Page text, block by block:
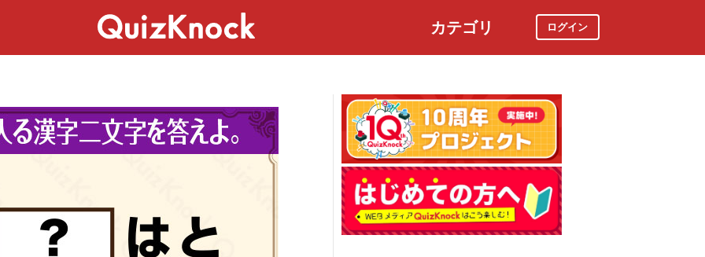
カテゴリ ログイン